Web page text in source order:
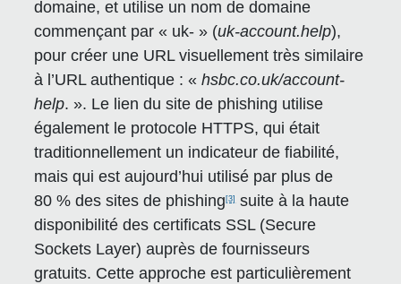
domaine, et utilise un nom de domaine
commençant par « uk- » (uk-account.help),
pour créer une URL visuellement très similaire
à l’URL authentique : «hsbc.co.uk/account-
help. ». Le lien du site de phishing utilise
également le protocole HTTPS, qui était
traditionnellement un indicateur de fiabilité,
mais qui est aujourd’hui utilisé par plus de
80 % des sites de phishing[3] suite à la haute
disponibilité des certificats SSL (Secure
Sockets Layer) auprès de fournisseurs
gratuits. Cette approche est particulièrement